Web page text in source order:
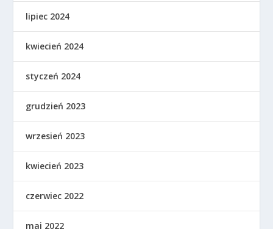
lipiec 2024
kwiecień 2024
styczeń 2024
grudzień 2023
wrzesień 2023
kwiecień 2023
czerwiec 2022
maj 2022